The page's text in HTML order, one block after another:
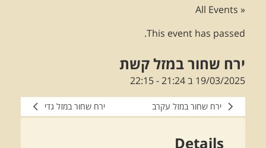
« All Events
This event has passed.
ירח שחור במזל קשת
19/03/2025 ב 21:24 -
22:15
ירח שחור במזל עקרב ירח שחור במזל גדי
Details